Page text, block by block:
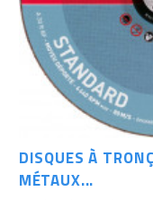
DISQUES À
MÉTAUX...